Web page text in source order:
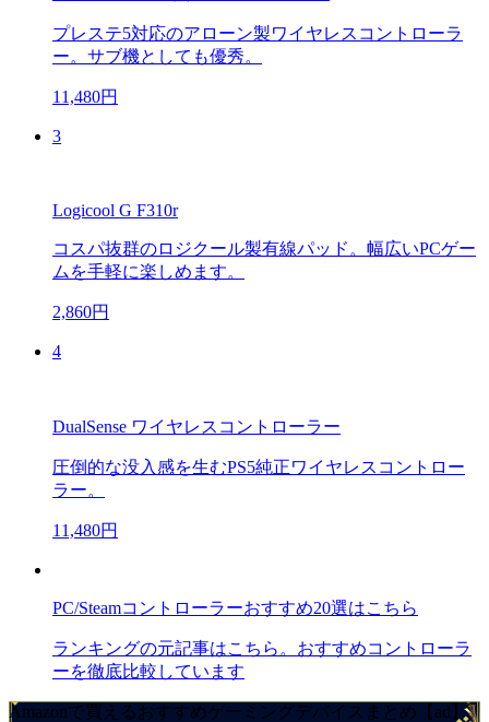
プレステ5対応のアローン製ワイヤレスコントローラ
ー。サブ機としても優秀。
11,480円
3
Logicool G F310r
コスパ抜群のロジクール製有線パッド。幅広いPCゲー
ムを手軽に楽しめます。
2,860円
4
DualSense ワイヤレスコントローラー
圧倒的な没入感を生むPS5純正ワイヤレスコントロー
ラー。
11,480円
PC/Steamコントローラーおすすめ20選はこちら
ランキングの元記事はこちら。おすすめコントローラ
ーを徹底比較しています
Amazonで買えるおすすめゲーミングデバイスまとめ【ad】